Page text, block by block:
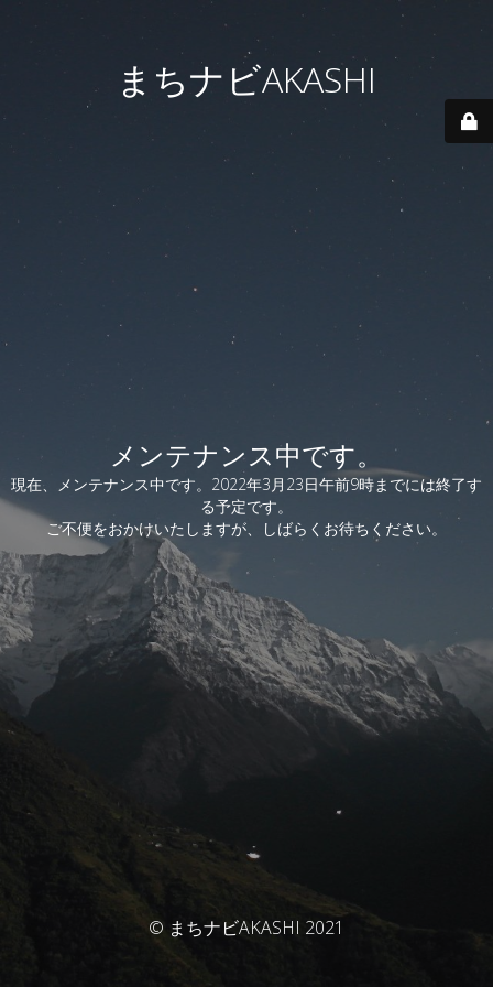
まちナビAKASHI
メンテナンス中です。
現在、メンテナンス中です。2022年3月23日午前9時までには終了す
る予定です。
ご不便をおかけいたしますが、しばらくお待ちください。
© まちナビAKASHI 2021